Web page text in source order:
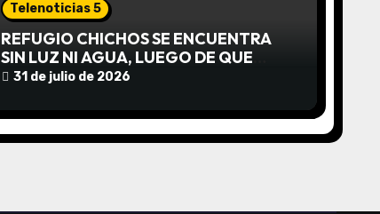
Telenoticias 5
REFUGIO CHICHOS SE ENCUENTRA
SIN LUZ NI AGUA, LUEGO DE QUE
EDEA CORTARA EL SUMINISTRO SIN
31 de julio de 2026